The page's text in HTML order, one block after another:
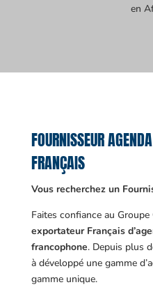
en
FOURNISSEUR
FRANÇAIS
Vous recherchez un
Faites confiance au
exportateur Français
francophone. Depuis plus
à développé une gamme
gamme unique.